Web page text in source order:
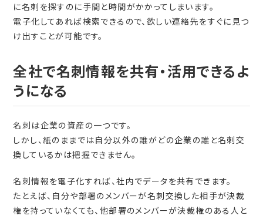
に名刺を探すのに手間と時間がかかってしまいます。
電子化してあれば検索できるので、欲しい連絡先をすぐに見つ
け出すことが可能です。
全社で名刺情報を共有・活用できるよ
うになる
名刺は企業の資産の一つです。
しかし、紙のままでは自分以外の誰がどの企業の誰と名刺交
換しているかは把握できません。
名刺情報を電子化すれば、社内でデータを共有できます。
たとえば、自分や部署のメンバーが名刺交換した相手が決裁
権を持っていなくても、他部署のメンバーが決裁権のある人と